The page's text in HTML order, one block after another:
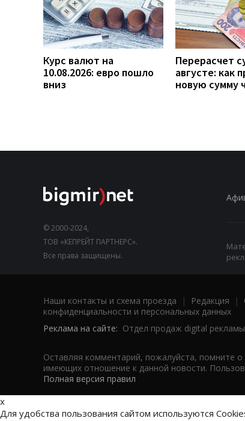
Курс валют на
10.08.2026: евро пошло
вниз
Перерасчет
августе: как
новую сумму
© 2000-2024,
ТОВ «КЕПРЕЙТ ПАРТНЕРС».
Все права защищены.
Наши контакты и схема проезда | Редакция |
конфиденциальности и персональных данных
Реклама на сайте: Отдел продаж digital рекламы
Оставляя комментарий, пожалуйста, помните
имеющих отношение к данной новости.
Полная версия правил
x
Для удобства пользования сайтом используются